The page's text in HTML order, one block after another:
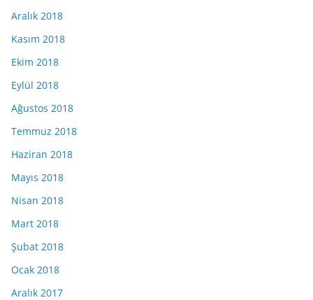
Aralık 2018
Kasım 2018
Ekim 2018
Eylül 2018
Ağustos 2018
Temmuz 2018
Haziran 2018
Mayıs 2018
Nisan 2018
Mart 2018
Şubat 2018
Ocak 2018
Aralık 2017